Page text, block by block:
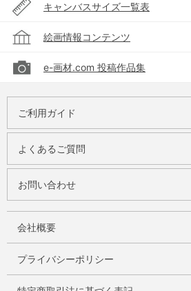
キャンバスサイズ一覧表
絵画情報コンテンツ
e-画材.com 投稿作品集
ご利用ガイド
よくあるご質問
お問い合わせ
会社概要
プライバシーポリシー